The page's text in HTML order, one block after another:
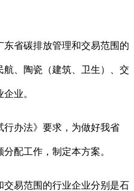
省碳排放管理和交易范围的
、陶瓷（建筑、卫生）、交
业。
办法》要求，为做好我省
配工作，制定本方案。
易范围的行业企业分别是石